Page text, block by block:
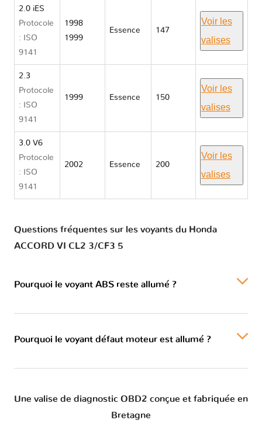
2.0 iES
Protocole
: ISO
9141
1998
1999
Essence 147
Voir les
valises
2.3
Protocole
: ISO
9141
1999 Essence 150
Voir les
valises
3.0 V6
Protocole
: ISO
9141
2002 Essence 200
Voir les
valises
Questions fréquentes sur les voyants du Honda
ACCORD VI CL2 3/CF3 5
Pourquoi le voyant ABS reste allumé ?
Pourquoi le voyant défaut moteur est allumé ?
Une valise de diagnostic OBD2 conçue et fabriquée en
Bretagne